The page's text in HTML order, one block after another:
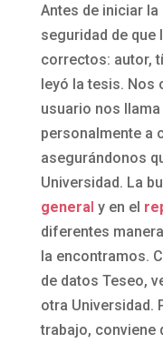
Antes de iniciar
seguridad de
correctos: autor,
leyó la tesis. Nos
usuario nos
personalmente a
asegurándonos
Universidad. La
general y en el
diferentes
la encontramos.
de datos Teseo,
otra Universidad.
trabajo, conviene